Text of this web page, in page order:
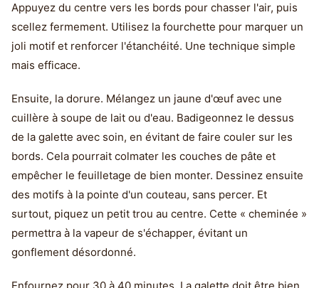
Appuyez du centre vers les bords pour chasser l'air, puis
scellez fermement. Utilisez la fourchette pour marquer un
joli motif et renforcer l'étanchéité. Une technique simple
mais efficace.
Ensuite, la dorure. Mélangez un jaune d'œuf avec une
cuillère à soupe de lait ou d'eau. Badigeonnez le dessus
de la galette avec soin, en évitant de faire couler sur les
bords. Cela pourrait colmater les couches de pâte et
empêcher le feuilletage de bien monter. Dessinez ensuite
des motifs à la pointe d'un couteau, sans percer. Et
surtout, piquez un petit trou au centre. Cette « cheminée »
permettra à la vapeur de s'échapper, évitant un
gonflement désordonné.